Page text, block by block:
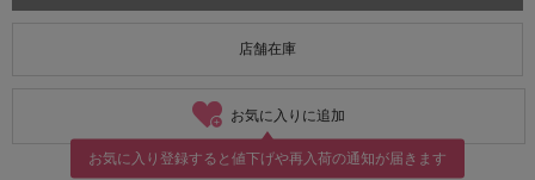
店舗在庫
お気に入りに追加
お気に入り登録すると値下げや再入荷の通知が届きます